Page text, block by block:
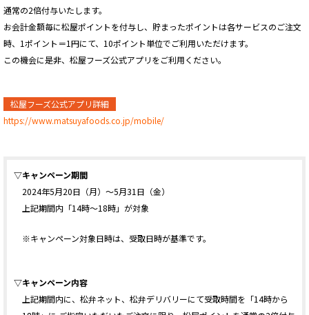
通常の2倍付与いたします。
お会計金額毎に松屋ポイントを付与し、貯まったポイントは各サービスのご注文
時、1ポイント＝1円にて、10ポイント単位でご利用いただけます。
この機会に是非、松屋フーズ公式アプリをご利用ください。
松屋フーズ公式アプリ詳細
https://www.matsuyafoods.co.jp/mobile/
▽キャンペーン期間
2024年5月20日（月）～5月31日（金）
上記期間内「14時～18時」が対象
※キャンペーン対象日時は、受取日時が基準です。
▽キャンペーン内容
上記期間内に、松弁ネット、松弁デリバリーにて受取時間を「14時から